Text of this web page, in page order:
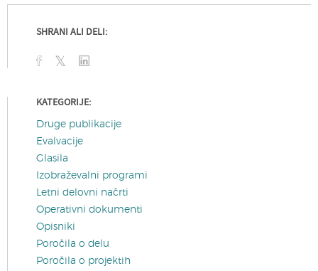
SHRANI ALI DELI:
KATEGORIJE:
Druge publikacije
Evalvacije
Glasila
Izobraževalni programi
Letni delovni načrti
Operativni dokumenti
Opisniki
Poročila o delu
Poročila o projektih